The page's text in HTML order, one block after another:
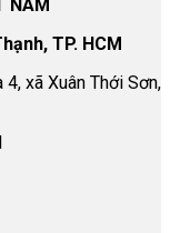
NAM
TP. HCM
xã Xuân Thới Sơn,